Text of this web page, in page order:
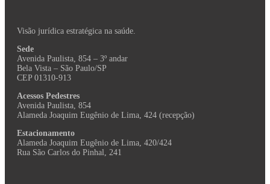
Visão jurídica estratégica na saúde.
Sede
Avenida Paulista, 854 – 3º andar
Bela Vista – São Paulo/SP
CEP 01310-913
Acessos Pedestres
Avenida Paulista, 854
Alameda Joaquim Eugênio de Lima, 424 (recepção)
Estacionamento
Alameda Joaquim Eugênio de Lima, 420/424
Rua São Carlos do Pinhal, 241